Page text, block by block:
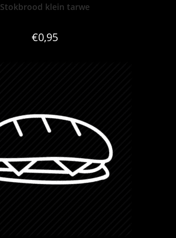
Stokbrood klein tarwe
€0,95